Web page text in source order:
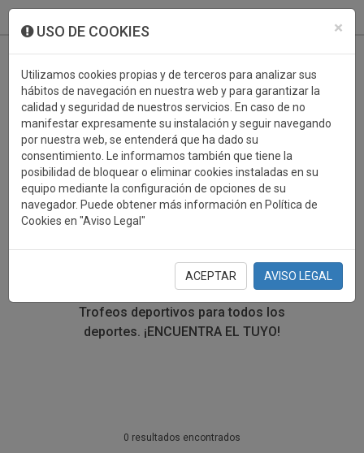
×
USO DE COOKIES
Utilizamos cookies propias y de terceros para analizar sus
hábitos de navegación en nuestra web y para garantizar la
calidad y seguridad de nuestros servicios. En caso de no
manifestar expresamente su instalación y seguir navegando
por nuestra web, se entenderá que ha dado su
consentimiento. Le informamos también que tiene la
posibilidad de bloquear o eliminar cookies instaladas en su
equipo mediante la configuración de opciones de su
navegador. Puede obtener más información en Política de
Cookies en "Aviso Legal"
ACEPTAR AVISO LEGAL
TROFEOS DEPORTIVOS
CULTURA
En esta sección encontrarás una gran variedad de
trofeos deportivos. Define tu búsqueda mediante los
filtros por deporte, material y precio del trofeo.
Trofeos deportivos para todos los
deportes. ¡ENCUENTRA EL TUYO!
0 resultados encontrados